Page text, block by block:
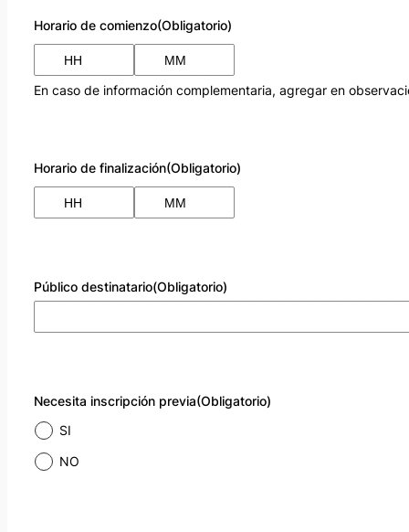
Horario de comienzo(Obligatorio)
En caso de información complementaria, agregar en
Horario de finalización(Obligatorio)
Público destinatario(Obligatorio)
Necesita inscripción previa(Obligatorio)
SI
NO